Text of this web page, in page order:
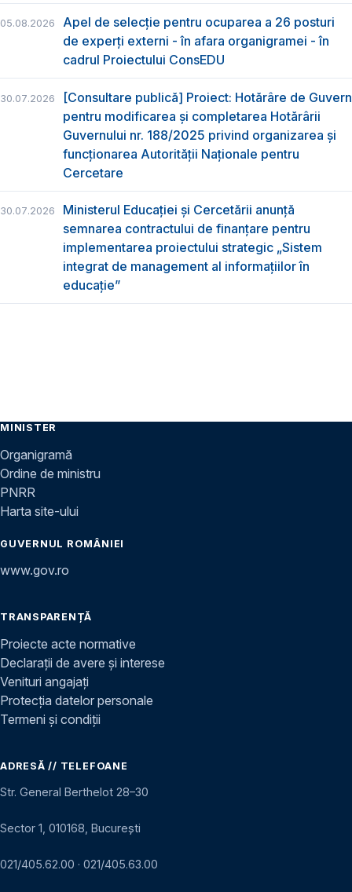
05.08.2026
Apel de selecție pentru ocuparea a 26 posturi
de experți externi - în afara organigramei - în
cadrul Proiectului ConsEDU
30.07.2026
[Consultare publică] Proiect: Hotărâre de Guvern
pentru modificarea și completarea Hotărârii
Guvernului nr. 188/2025 privind organizarea şi
funcţionarea Autorităţii Naţionale pentru
Cercetare
30.07.2026
Ministerul Educației și Cercetării anunță
semnarea contractului de finanțare pentru
implementarea proiectului strategic „Sistem
integrat de management al informațiilor în
educație”
MINISTER
Organigramă
Ordine de ministru
PNRR
Harta site-ului
GUVERNUL ROMÂNIEI
www.gov.ro
TRANSPARENȚĂ
Proiecte acte normative
Declarații de avere și interese
Venituri angajați
Protecția datelor personale
Termeni și condiții
ADRESĂ // TELEFOANE
Str. General Berthelot 28–30
Sector 1, 010168, București
021/405.62.00 · 021/405.63.00